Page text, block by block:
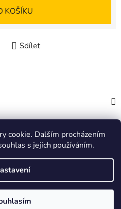
cookie. Dalším procházením
s jejich používáním.
KOŠÍKU
Sdílet
Shoptet